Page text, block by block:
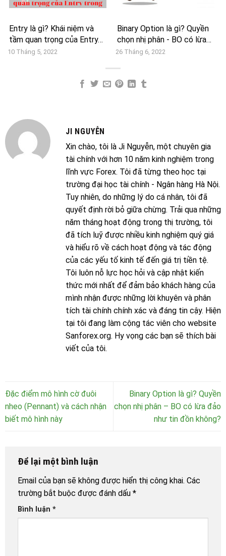
Entry là gì? Khái niệm và
tầm quan trọng của Entry…
10 Tháng 5, 2022
Binary Option là gì? Quyền
chọn nhị phân - BO có lừa…
26 Tháng 6, 2022
JI NGUYỄN
Xin chào, tôi là Ji Nguyễn, một chuyên gia
tài chính với hơn 10 năm kinh nghiệm trong
lĩnh vực Forex. Tôi đã từng theo học tại
trường đại học tài chính - Ngân hàng Hà Nội.
Tuy nhiên, do những lý do cá nhân, tôi đã
quyết định rời bỏ giữa chừng. Trải qua những
năm tháng hoạt động trong thị trường, tôi
đã tích luỹ được nhiều kinh nghiệm quý giá
và hiểu rõ về cách hoạt động và tác động
của các yếu tố kinh tế đến giá trị tiền tệ.
Tôi luôn nỗ lực học hỏi và cập nhật kiến
thức mới nhất để đảm bảo khách hàng của
mình nhận được những lời khuyên và phân
tích tài chính chính xác và đáng tin cậy. Hiện
tại tôi đang làm cộng tác viên cho website
Sanforex.org. Hy vọng các bạn sẽ thích bài
viết của tôi.
Đặc điểm mô hình cờ đuôi
nheo (Pennant) và cách nhận
biết mô hình này
Binary Option là gì? Quyền
chọn nhị phân – BO có lừa đảo
như tin đồn không?
Để lại một bình luận
Email của bạn sẽ không được hiển thị công khai. Các
trường bắt buộc được đánh dấu *
Bình luận *